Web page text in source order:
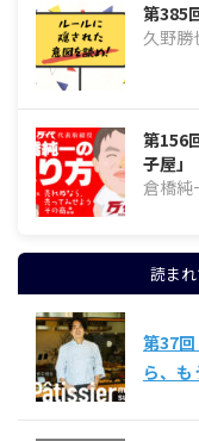
第385
久野勝
第156
子屋」
倉橋純
読まれ
第37
ら、も